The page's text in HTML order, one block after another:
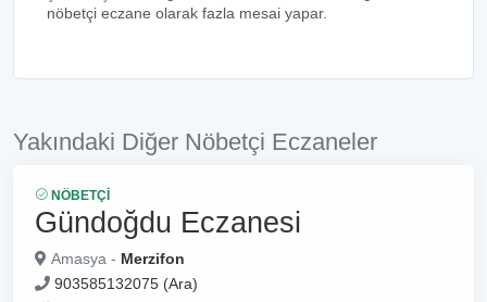
nöbetçi eczane olarak fazla mesai yapar.
Yakındaki Diğer Nöbetçi Eczaneler
NÖBETÇI
Gündoğdu Eczanesi
Amasya - Merzifon
903585132075 (Ara)